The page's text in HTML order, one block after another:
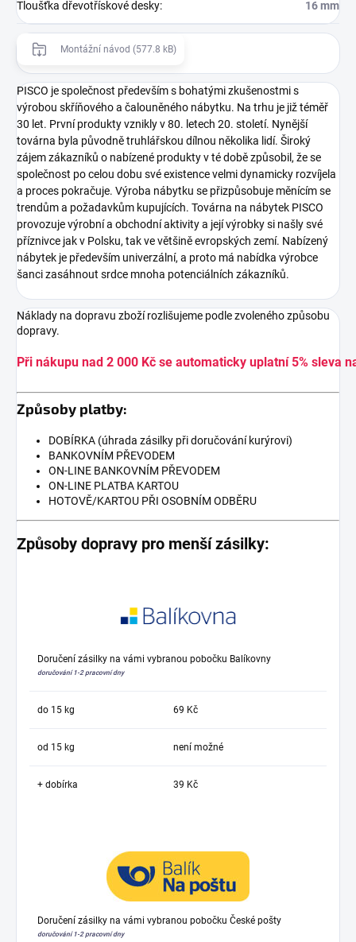
Tloušťka dřevotřískové desky: 16 mm
Montážní návod (577.8 kB)
PISCO je společnost především s bohatými zkušenostmi s
výrobou skříňového a čalouněného nábytku. Na trhu je již téměř
30 let. První produkty vznikly v 80. letech 20. století. Nynější
továrna byla původně truhlářskou dílnou několika lidí. Široký
zájem zákazníků o nabízené produkty v té době způsobil, že se
společnost po celou dobu své existence velmi dynamicky rozvíjela
a proces pokračuje. Výroba nábytku se přizpůsobuje měnícím se
trendům a požadavkům kupujících. Továrna na nábytek PISCO
provozuje výrobní a obchodní aktivity a její výrobky si našly své
příznivce jak v Polsku, tak ve většině evropských zemí. Nabízený
nábytek je především univerzální, a proto má nabídka výrobce
šanci zasáhnout srdce mnoha potenciálních zákazníků.
Náklady na dopravu zboží rozlišujeme podle zvoleného způsobu
dopravy.
Při nákupu nad 2 000 Kč se automaticky uplatní 5% sleva
Způsoby platby:
DOBÍRKA (úhrada zásilky při doručování kurýrovi)
BANKOVNÍM PŘEVODEM
ON-LINE BANKOVNÍM PŘEVODEM
ON-LINE PLATBA KARTOU
HOTOVĚ/KARTOU PŘI OSOBNÍM ODBĚRU
Způsoby dopravy pro menší zásilky:
Doručení zásilky na vámi vybranou pobočku Balíkovny
doručování 1-2 pracovní dny
do 15 kg 69 Kč
od 15 kg není možné
+ dobírka 39 Kč
Doručení zásilky na vámi vybranou pobočku České pošty
doručování 1-2 pracovní dny